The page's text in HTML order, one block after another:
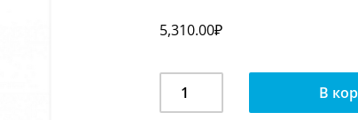
5,310.00₽
Зеркало
В